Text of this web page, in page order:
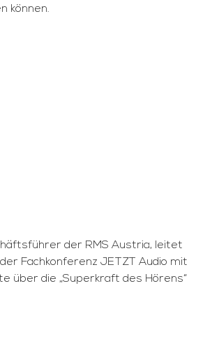
können.
der RMS Austria, leitet
Fachkonferenz JETZT Audio mit
über die „Superkraft des Hörens“